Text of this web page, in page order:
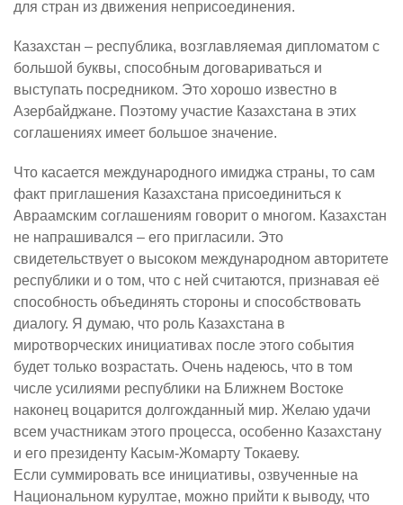
для стран из движения неприсоединения.
Казахстан – республика, возглавляемая дипломатом с
большой буквы, способным договариваться и
выступать посредником. Это хорошо известно в
Азербайджане. Поэтому участие Казахстана в этих
соглашениях имеет большое значение.
Что касается международного имиджа страны, то сам
факт приглашения Казахстана присоединиться к
Авраамским соглашениям говорит о многом. Казахстан
не напрашивался – его пригласили. Это
свидетельствует о высоком международном авторитете
республики и о том, что с ней считаются, признавая её
способность объединять стороны и способствовать
диалогу. Я думаю, что роль Казахстана в
миротворческих инициативах после этого события
будет только возрастать. Очень надеюсь, что в том
числе усилиями республики на Ближнем Востоке
наконец воцарится долгожданный мир. Желаю удачи
всем участникам этого процесса, особенно Казахстану
и его президенту Касым-Жомарту Токаеву.
Если суммировать все инициативы, озвученные на
Национальном курултае, можно прийти к выводу, что